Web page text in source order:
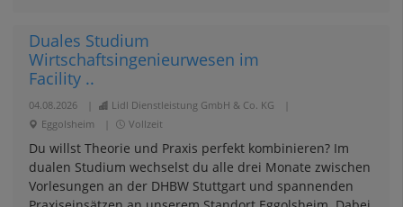
Duales Studium
Wirtschaftsingenieurwesen im
Facility ..
04.08.2026 Lidl Dienstleistung GmbH & Co. KG
Eggolsheim
Vollzeit
Du willst Theorie und Praxis perfekt kombinieren? Im
dualen Studium wechselst du alle drei Monate zwischen
Vorlesungen an der DHBW Stuttgart und spannenden